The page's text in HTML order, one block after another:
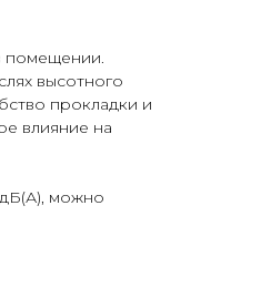
помещении.
высотного
прокладки и
влияние на
можно